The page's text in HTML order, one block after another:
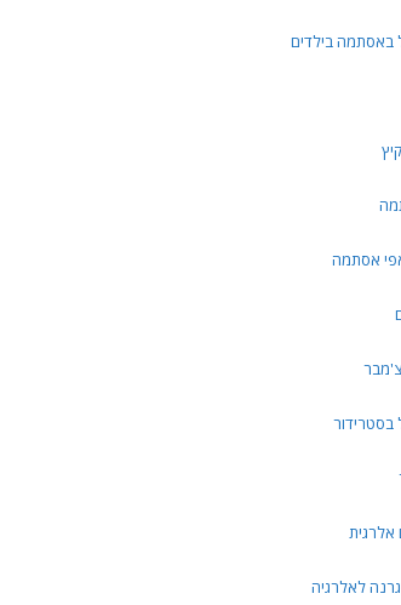
באסתמה בילדים
אסתמה
בסטרידור
אלרגית
לאלרגיה